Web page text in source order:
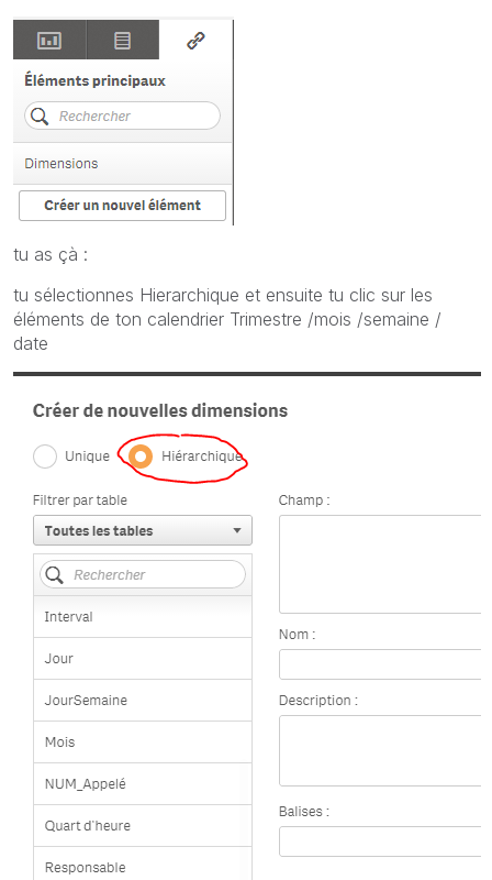
tu as çà :
tu sélectionnes Hierarchique et ensuite tu clic sur les
éléments de ton calendrier Trimestre /mois /semaine /
date